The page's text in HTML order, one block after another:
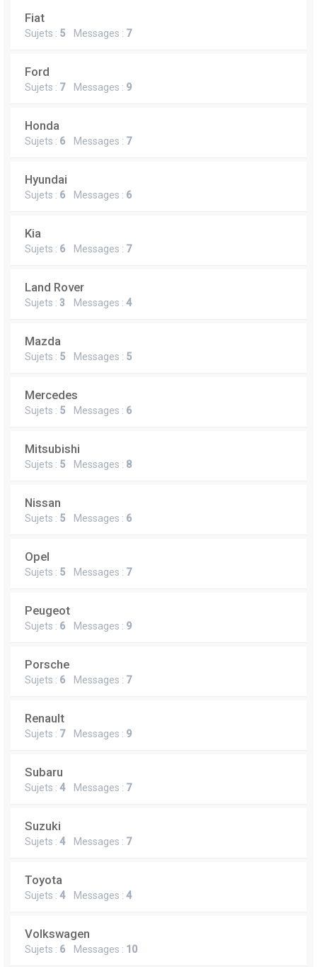
Fiat
Sujets : 5 Messages : 7
Ford
Sujets : 7Messages : 9
Honda
Sujets : 6 Messages : 7
Hyundai
Sujets : 6 Messages : 6
Kia
Sujets : 6 Messages : 7
Land Rover
Sujets : 3 Messages : 4
Mazda
Sujets : 5 Messages : 5
Mercedes
Sujets : 5 Messages : 6
Mitsubishi
Sujets : 5 Messages : 8
Nissan
Sujets : 5 Messages : 6
Opel
Sujets : 5 Messages : 7
Peugeot
Sujets : 6 Messages : 9
Porsche
Sujets : 6 Messages : 7
Renault
Sujets : 7Messages : 9
Subaru
Sujets : 4Messages : 7
Suzuki
Sujets : 4Messages : 7
Toyota
Sujets : 4Messages : 4
Volkswagen
Sujets : 6 Messages : 10